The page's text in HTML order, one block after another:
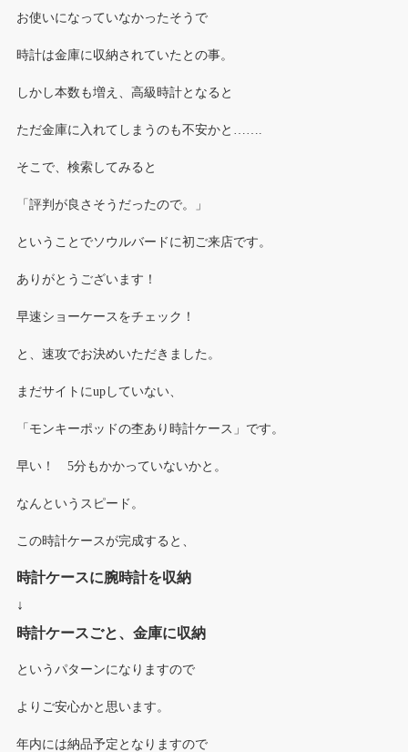
お使いになっていなかったそうで
時計は金庫に収納されていたとの事。
しかし本数も増え、高級時計となると
ただ金庫に入れてしまうのも不安かと…….
そこで、検索してみると
「評判が良さそうだったので。」
ということでソウルバードに初ご来店です。
ありがとうございます！
早速ショーケースをチェック！
と、速攻でお決めいただきました。
まだサイトにupしていない、
「モンキーポッドの杢あり時計ケース」です。
早い！ 5分もかかっていないかと。
なんというスピード。
この時計ケースが完成すると、
時計ケースに腕時計を収納
↓
時計ケースごと、金庫に収納
というパターンになりますので
よりご安心かと思います。
年内には納品予定となりますので